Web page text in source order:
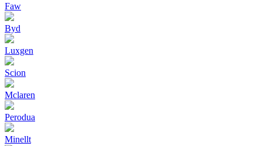
Faw
Byd
Luxgen
Scion
Mclaren
Perodua
Minellt